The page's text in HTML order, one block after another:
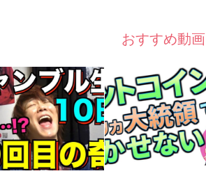
おすすめ動画